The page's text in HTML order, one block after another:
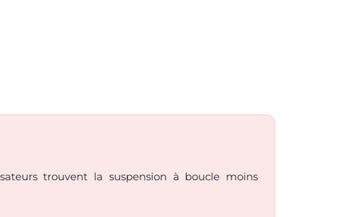
trouvent la suspension à boucle moins